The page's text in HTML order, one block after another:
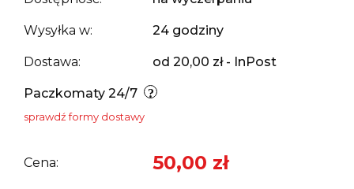
Wysyłka w: 24 godziny
Dostawa: od 20,00 zł - InPost
Paczkomaty 24/7
sprawdź formy dostawy
Cena: 50,00 zł